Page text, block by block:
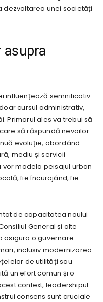
dezvoltarea unei societăți
asupra
influențează semnificativ
cursul administrativ,
Primarul ales va trebui să
să răspundă nevoilor
evoluție, abordând
mediu și servicii
modela peisajul urban
fie încurajând, fie
de capacitatea noului
General și alte
asigura o guvernare
inclusiv modernizarea
de utilități sau
un efort comun și o
context, leadershipul
consens sunt cruciale